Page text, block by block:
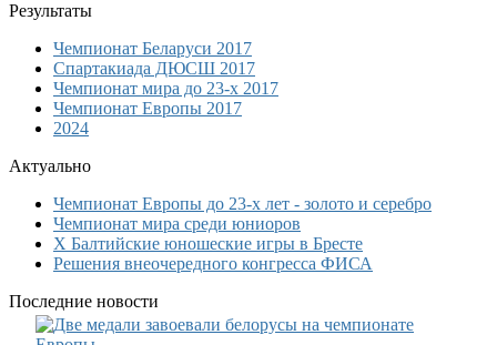
Результаты
Чемпионат Беларуси 2017
Спартакиада ДЮСШ 2017
Чемпионат мира до 23-х 2017
Чемпионат Европы 2017
2024
Актуально
Чемпионат Европы до 23-х лет - золото и серебро
Чемпионат мира среди юниоров
Х Балтийские юношеские игры в Бресте
Решения внеочередного конгресса ФИСА
Последние новости